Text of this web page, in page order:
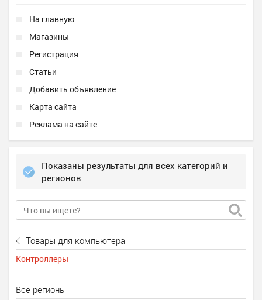
На главную
Магазины
Регистрация
Статьи
Добавить объявление
Карта сайта
Реклама на сайте
Показаны результаты для всех категорий и
регионов
Товары для компьютера
Контроллеры
Все регионы